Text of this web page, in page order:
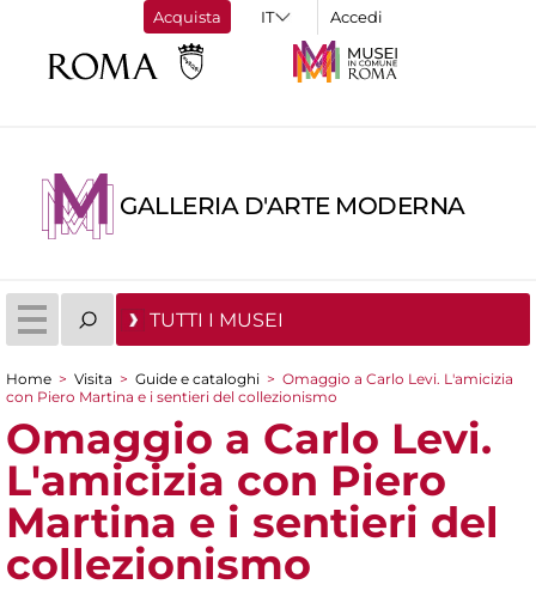
Acquista Accedi
GALLERIA D'ARTE MODERNA
TUTTI I MUSEI
Tu sei qui
Home > Visita > Guide e cataloghi > Omaggio a Carlo Levi. L'amicizia
con Piero Martina e i sentieri del collezionismo
Omaggio a Carlo Levi.
L'amicizia con Piero
Martina e i sentieri del
collezionismo